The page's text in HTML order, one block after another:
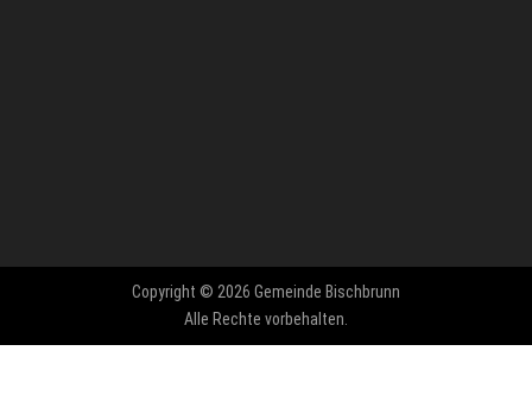
Copyright © 2026 Gemeinde Bischbrunn
Alle Rechte vorbehalten.